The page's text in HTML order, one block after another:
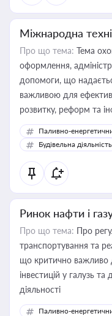
Міжнародна
Про що тема: Тема
оформлення,
допомоги, що
важливою для
розвитку, реформ та
Паливно-
Будівельна діяльність
Ринок нафти і
Про що тема: Про
транспортування та
що критично важливо
інвестицій у галузь
діяльності
Паливно-